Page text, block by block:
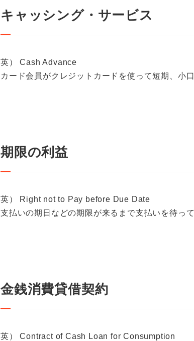
キャッシング・サービス
英） Cash Advance
カード会員がクレジットカードを使って短期、小
期限の利益
英） Right not to Pay before Due Date
支払いの期日などの期限が来るまで支払いを待っ
金銭消費貸借契約
英） Contract of Cash Loan for Consumption